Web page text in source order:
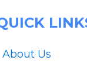
About Us